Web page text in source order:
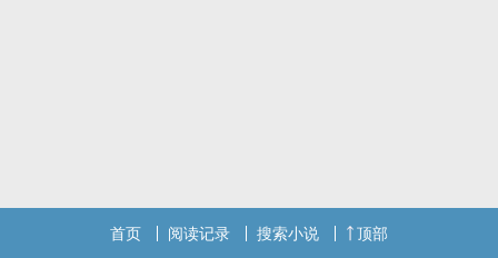
首页 阅读记录 搜索小说 顶部